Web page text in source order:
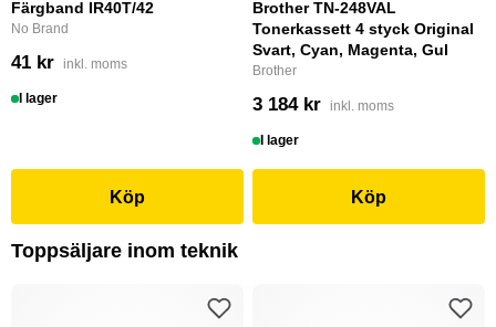
Färgband IR40T/42
No Brand
41 kr inkl. moms
I lager
Köp
Brother TN-248VAL
Tonerkassett 4 styck Original
Svart, Cyan, Magenta, Gul
Brother
3 184 kr inkl. moms
I lager
Köp
Toppsäljare inom teknik